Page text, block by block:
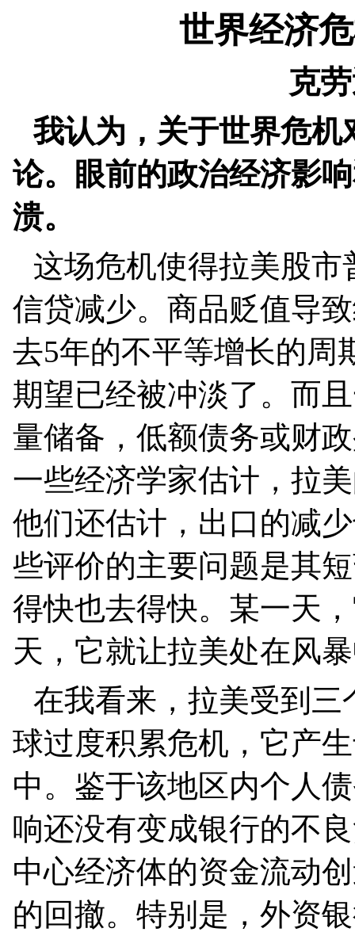
世界经济
克
我认为，关于世界危
论。眼前的政治经济影
溃。
这场危机使得拉美股
信贷减少。商品贬值导
去5年的不平等增长的周
期望已经被冲淡了。而
量储备，低额债务或财
一些经济学家估计，拉
他们还估计，出口的减
些评价的主要问题是其
得快也去得快。某一天
天，它就让拉美处在风
在我看来，拉美受到
球过度积累危机，它产
中。鉴于该地区内个人
响还没有变成银行的不
中心经济体的资金流动
的回撤。特别是，外资